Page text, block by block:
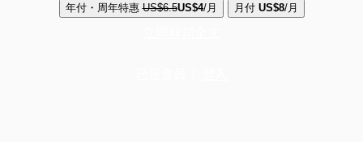
年付・周年特惠 US$6.5US$4/月 月付 US$8/月